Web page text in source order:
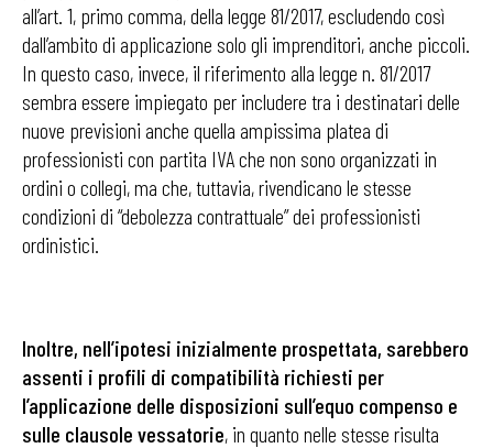
all’art. 1, primo comma, della legge 81/2017, escludendo così
dall’ambito di applicazione solo gli imprenditori, anche piccoli.
In questo caso, invece, il riferimento alla legge n. 81/2017
sembra essere impiegato per includere tra i destinatari delle
nuove previsioni anche quella ampissima platea di
professionisti con partita IVA che non sono organizzati in
ordini o collegi, ma che, tuttavia, rivendicano le stesse
condizioni di “debolezza contrattuale” dei professionisti
ordinistici.
Inoltre, nell’ipotesi inizialmente prospettata, sarebbero
assenti i profili di compatibilità richiesti per
l’applicazione delle disposizioni sull’equo compenso e
sulle clausole vessatorie, in quanto nelle stesse risulta